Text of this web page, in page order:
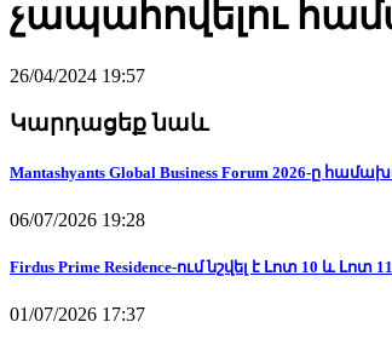
չապահովելու
26/04/2024 19:57
Կարդացեք նաև
Mantashyants Global Business Forum 2026-ը
06/07/2026 19:28
Firdus Prime Residence-ում նշվել է Լոտ 10 և
01/07/2026 17:37